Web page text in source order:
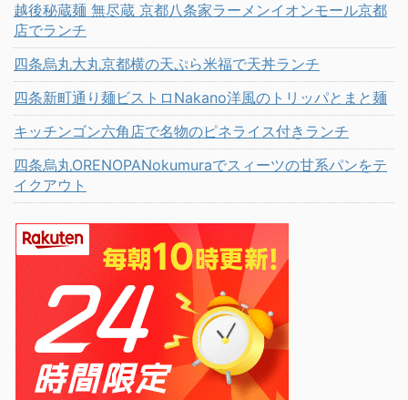
越後秘蔵麺 無尽蔵 京都八条家ラーメンイオンモール京都
店でランチ
四条烏丸大丸京都横の天ぷら米福で天丼ランチ
四条新町通り麺ビストロNakano洋風のトリッパとまと麺
キッチンゴン六角店で名物のピネライス付きランチ
四条烏丸ORENOPANokumuraでスィーツの甘系パンをテ
イクアウト